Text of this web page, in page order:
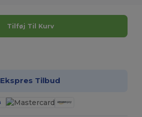
Tilføj Til Kurv
Ekspres Tilbud